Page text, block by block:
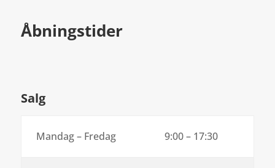
Åbningstider
Salg
Mandag – Fredag 9:00 – 17:30